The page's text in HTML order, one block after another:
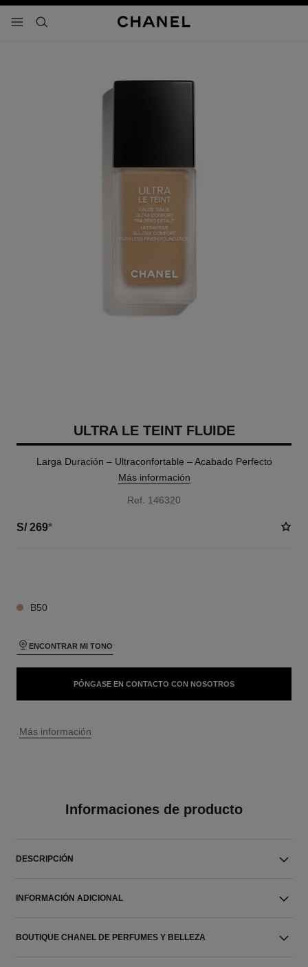
- navegación principal
buscar
ULTRA LE TEINT FLUIDE
Larga Duración – Ultraconfortable – Acabado Perfecto
Más información
Ref. 146320
S/ 269*
B50
ENCONTRAR MI TONO
PÓNGASE EN CONTACTO CON NOSOTROS
↩
Más información
Informaciones de producto
DESCRIPCIÓN
INFORMACIÓN ADICIONAL
BOUTIQUE CHANEL DE PERFUMES Y BELLEZA